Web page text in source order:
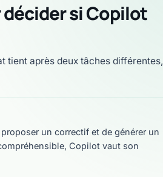
si Copilot
tient après deux tâches différentes,
un correctif et de générer un
Copilot vaut son